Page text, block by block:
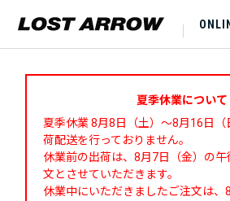
夏季休業について
夏季休業 8月8日（土）～8月16日（
荷配送を行っておりません。
休業前の出荷は、8月7日（金）の
文とさせていただきます。
休業中にいただきましたご注文は、